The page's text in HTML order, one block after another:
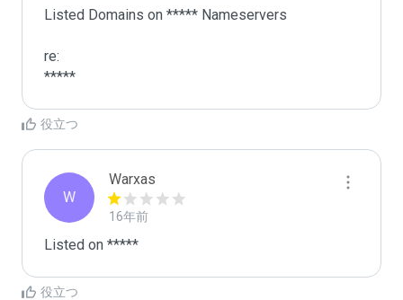
Listed Domains on ***** Nameservers
re:
*****
役立つ
W
Warxas
16年前
Listed on *****
役立つ